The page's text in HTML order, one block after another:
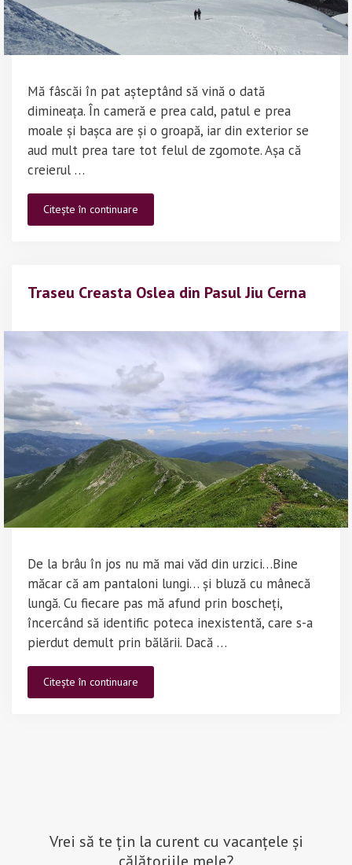
Mă fâscăi în pat așteptând să vină o dată
dimineața. În cameră e prea cald, patul e prea
moale și bașca are și o groapă, iar din exterior se
aud mult prea tare tot felul de zgomote. Așa că
creierul …
Citește în continuare
în
Câmpușel
Oslea
Traseu Creasta Oslea din Pasul Jiu Cerna
De la brâu în jos nu mă mai văd din urzici…Bine
măcar că am pantaloni lungi… și bluză cu mânecă
lungă. Cu fiecare pas mă afund prin boscheți,
încercând să identific poteca inexistentă, care s-a
pierdut demult prin bălării. Dacă …
Citește în continuare
Creasta
Vrei să te țin la curent cu vacanțele și